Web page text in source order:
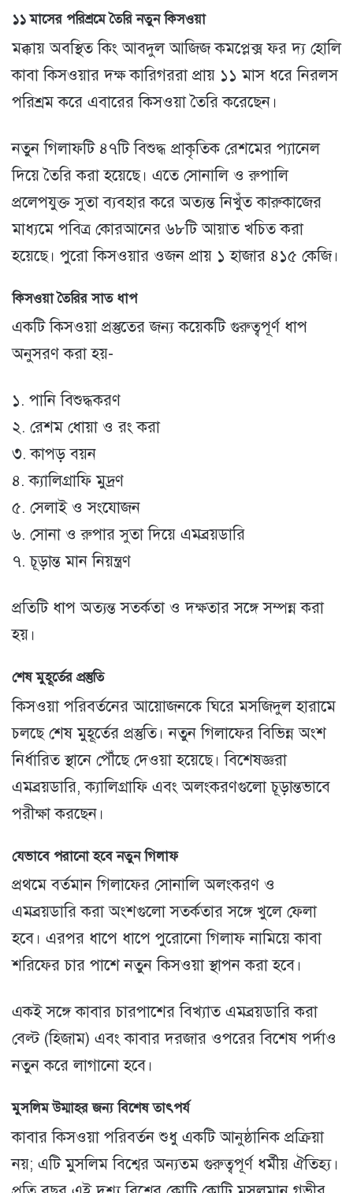
১১ মাসের পরিশ্রমে তৈরি নতুন কিসওয়া
মক্কায় অবস্থিত কিং আবদুল আজিজ কমপ্লেক্স ফর দ্য হোলি
কাবা কিসওয়ার দক্ষ কারিগররা প্রায় ১১ মাস ধরে নিরলস
পরিশ্রম করে এবারের কিসওয়া তৈরি করেছেন।
নতুন গিলাফটি ৪৭টি বিশুদ্ধ প্রাকৃতিক রেশমের প্যানেল
দিয়ে তৈরি করা হয়েছে। এতে সোনালি ও রুপালি
প্রলেপযুক্ত সুতা ব্যবহার করে অত্যন্ত নিখুঁত কারুকাজের
মাধ্যমে পবিত্র কোরআনের ৬৮টি আয়াত খচিত করা
হয়েছে। পুরো কিসওয়ার ওজন প্রায় ১ হাজার ৪১৫ কেজি।
কিসওয়া তৈরির সাত ধাপ
একটি কিসওয়া প্রস্তুতের জন্য কয়েকটি গুরুত্বপূর্ণ ধাপ
অনুসরণ করা হয়-
১. পানি বিশুদ্ধকরণ
২. রেশম ধোয়া ও রং করা
৩. কাপড় বয়ন
৪. ক্যালিগ্রাফি মুদ্রণ
৫. সেলাই ও সংযোজন
৬. সোনা ও রুপার সুতা দিয়ে এমব্রয়ডারি
৭. চূড়ান্ত মান নিয়ন্ত্রণ
প্রতিটি ধাপ অত্যন্ত সতর্কতা ও দক্ষতার সঙ্গে সম্পন্ন করা
হয়।
শেষ মুহূর্তের প্রস্তুতি
কিসওয়া পরিবর্তনের আয়োজনকে ঘিরে মসজিদুল হারামে
চলছে শেষ মুহূর্তের প্রস্তুতি। নতুন গিলাফের বিভিন্ন অংশ
নির্ধারিত স্থানে পৌঁছে দেওয়া হয়েছে। বিশেষজ্ঞরা
এমব্রয়ডারি, ক্যালিগ্রাফি এবং অলংকরণগুলো চূড়ান্তভাবে
পরীক্ষা করছেন।
যেভাবে পরানো হবে নতুন গিলাফ
প্রথমে বর্তমান গিলাফের সোনালি অলংকরণ ও
এমব্রয়ডারি করা অংশগুলো সতর্কতার সঙ্গে খুলে ফেলা
হবে। এরপর ধাপে ধাপে পুরোনো গিলাফ নামিয়ে কাবা
শরিফের চার পাশে নতুন কিসওয়া স্থাপন করা হবে।
একই সঙ্গে কাবার চারপাশের বিখ্যাত এমব্রয়ডারি করা
বেল্ট (হিজাম) এবং কাবার দরজার ওপরের বিশেষ পর্দাও
নতুন করে লাগানো হবে।
মুসলিম উম্মাহর জন্য বিশেষ তাৎপর্য
কাবার কিসওয়া পরিবর্তন শুধু একটি আনুষ্ঠানিক প্রক্রিয়া
নয়; এটি মুসলিম বিশ্বের অন্যতম গুরুত্বপূর্ণ ধর্মীয় ঐতিহ্য।